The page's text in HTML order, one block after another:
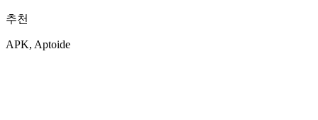
추천
APK, Aptoide